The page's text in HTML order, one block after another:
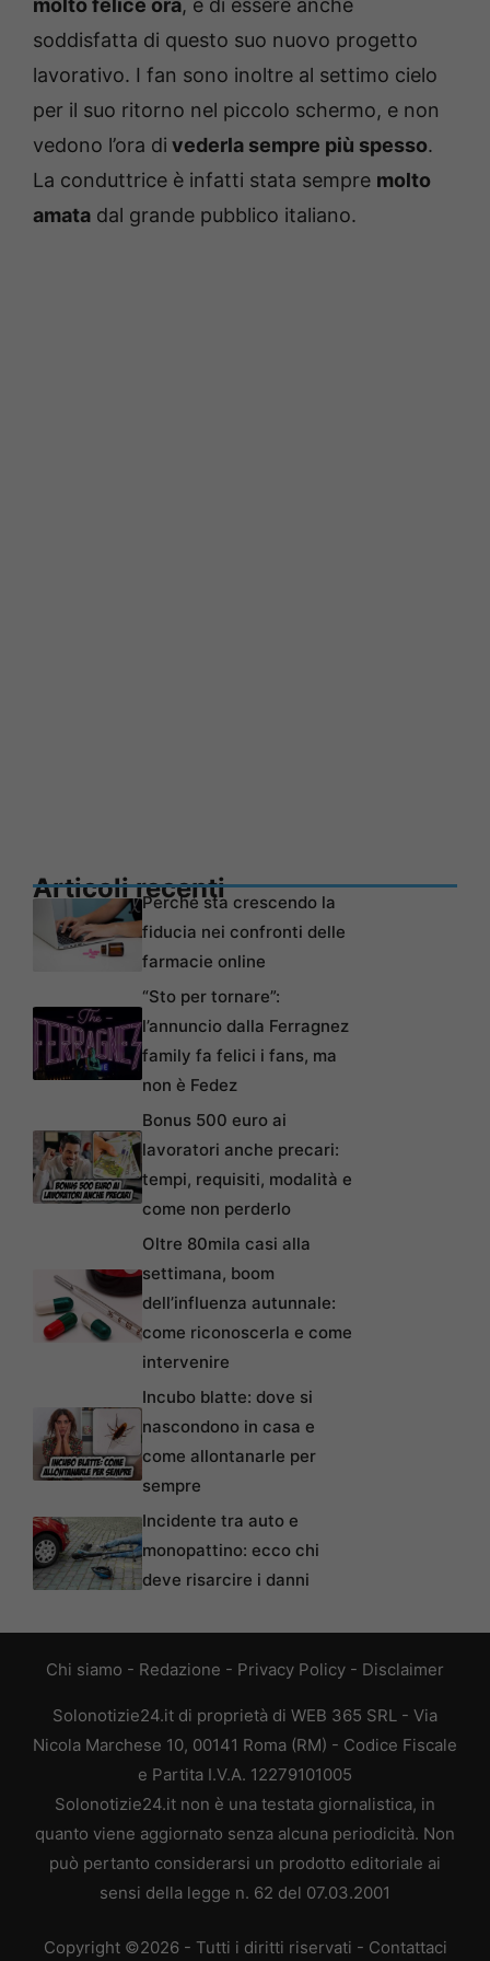
molto felice ora, e di essere anche
soddisfatta di questo suo nuovo progetto
lavorativo. I fan sono inoltre al settimo cielo
per il suo ritorno nel piccolo schermo, e non
vedono l’ora di vederla sempre più spesso.
La conduttrice è infatti stata sempre molto
amata dal grande pubblico italiano.
Articoli recentiPerché sta crescendo la
fiducia nei confronti delle
farmacie online
“Sto per tornare”:
l’annuncio dalla Ferragnez
family fa felici i fans, ma
non è Fedez
Bonus 500 euro ai
lavoratori anche precari:
tempi, requisiti, modalità e
come non perderlo
Oltre 80mila casi alla
settimana, boom
dell’influenza autunnale:
come riconoscerla e come
intervenire
Incubo blatte: dove si
nascondono in casa e
come allontanarle per
sempre
Incidente tra auto e
monopattino: ecco chi
deve risarcire i danni
Chi siamo - Redazione - Privacy Policy - Disclaimer
Solonotizie24.it di proprietà di WEB 365 SRL - Via
Nicola Marchese 10, 00141 Roma (RM) - Codice Fiscale
e Partita I.V.A. 12279101005
Solonotizie24.it non è una testata giornalistica, in
quanto viene aggiornato senza alcuna periodicità. Non
può pertanto considerarsi un prodotto editoriale ai
sensi della legge n. 62 del 07.03.2001
Copyright ©2026 - Tutti i diritti riservati - Contattaci